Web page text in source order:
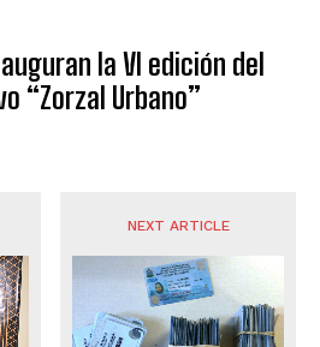
la VI edición del
“Zorzal Urbano”
NEXT ARTICLE